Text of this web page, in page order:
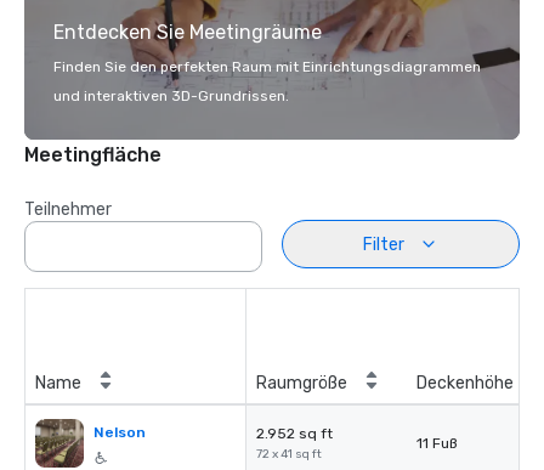
Entdecken Sie Meetingräume
Finden Sie den perfekten Raum mit Einrichtungsdiagrammen
und interaktiven 3D-Grundrissen.
Meetingfläche
Teilnehmer
Filter
Name Raumgröße Deckenhöhe
Nelson 2.952 sq ft
72 x 41 sq ft
11 Fuß